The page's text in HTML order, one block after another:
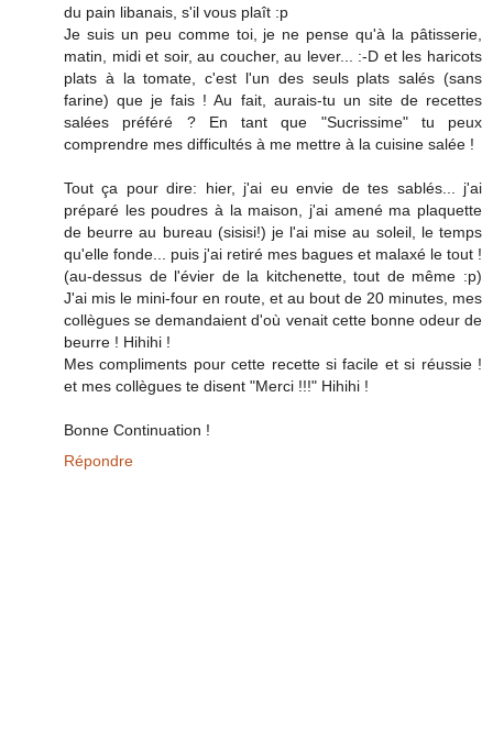
du pain libanais, s'il vous plaît :p
Je suis un peu comme toi, je ne pense qu'à la pâtisserie,
matin, midi et soir, au coucher, au lever... :-D et les haricots
plats à la tomate, c'est l'un des seuls plats salés (sans
farine) que je fais ! Au fait, aurais-tu un site de recettes
salées préféré ? En tant que "Sucrissime" tu peux
comprendre mes difficultés à me mettre à la cuisine salée !
Tout ça pour dire: hier, j'ai eu envie de tes sablés... j'ai
préparé les poudres à la maison, j'ai amené ma plaquette
de beurre au bureau (sisisi!) je l'ai mise au soleil, le temps
qu'elle fonde... puis j'ai retiré mes bagues et malaxé le tout !
(au-dessus de l'évier de la kitchenette, tout de même :p)
J'ai mis le mini-four en route, et au bout de 20 minutes, mes
collègues se demandaient d'où venait cette bonne odeur de
beurre ! Hihihi !
Mes compliments pour cette recette si facile et si réussie !
et mes collègues te disent "Merci !!!" Hihihi !
Bonne Continuation !
Répondre